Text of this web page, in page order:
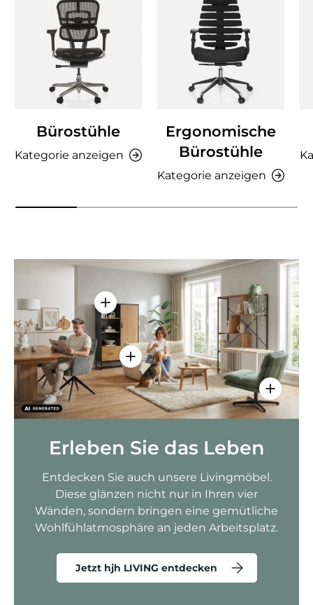
Bürostühle
Kategorie anzeigen
Ergonomische
Bürostühle
Kategorie anzeigen
Einzelheiten anzeigen - AMIO H -
Einzelheiten anzeigen - Sitzolo 2
Erleben Sie das Leben
Entdecken Sie auch unsere Livingmöbel.
Diese glänzen nicht nur in Ihren vier
Wänden, sondern bringen eine gemütliche
Wohlfühlatmosphäre an jeden Arbeitsplatz.
Jetzt hjh LIVING entdecken